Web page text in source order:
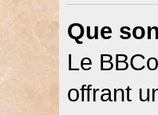
Que
Le
offrant